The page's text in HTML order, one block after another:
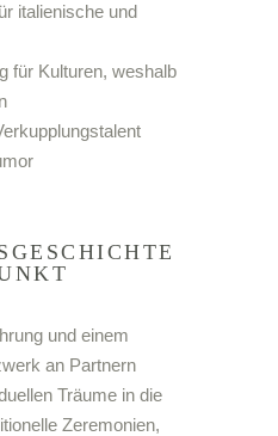
italienische und
für Kulturen, weshalb
und einem
an Partnern
Träume in die
Zeremonien,